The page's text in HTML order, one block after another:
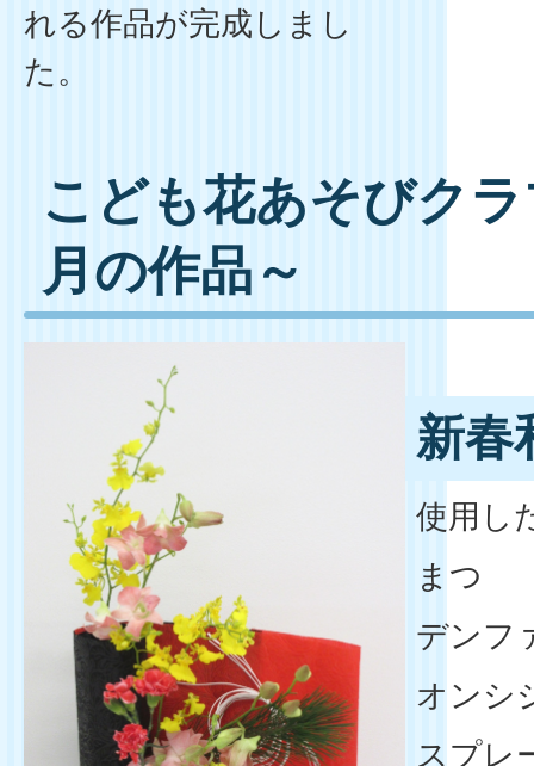
れる作品が完成しまし
た。
こども花あそびク
月の作品～
新春
使用し
まつ
デンフ
オンシ
スプレ